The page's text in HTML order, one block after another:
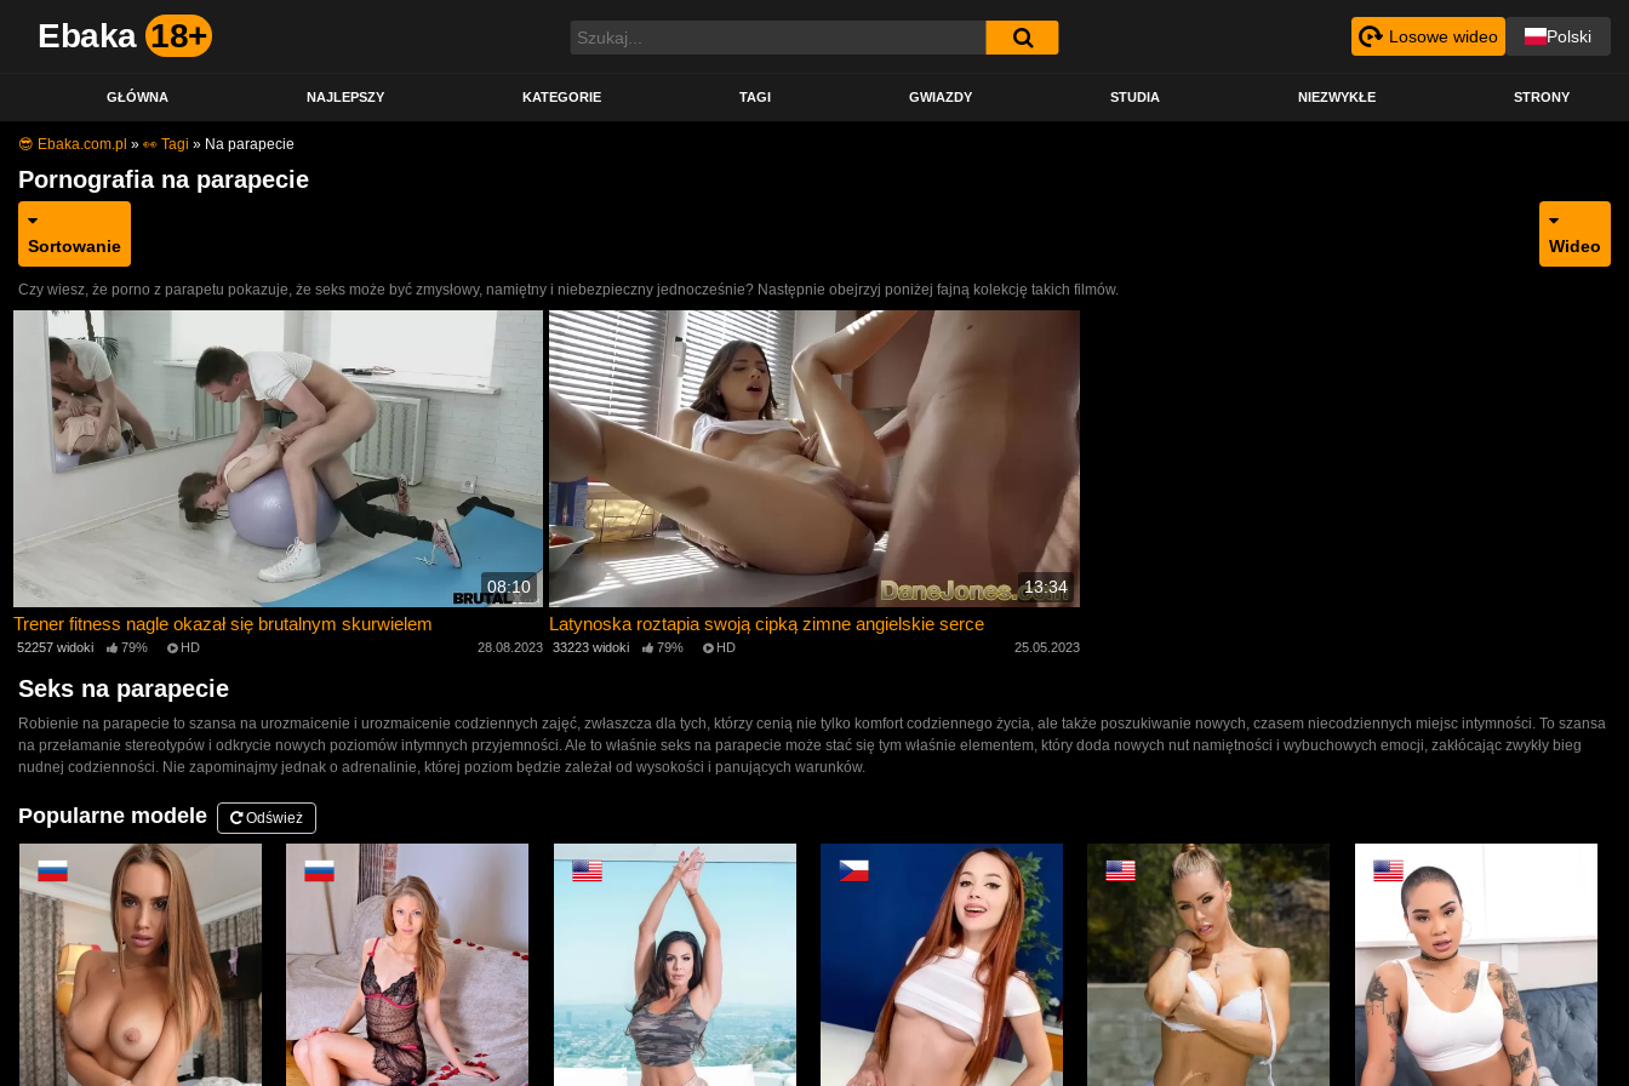
Ebaka 18+ Losowe wideo Polski
GŁÓWNA NAJLEPSZY KATEGORIE TAGI GWIAZDY STUDIA NIEZWYKŁE STRONY
😎 Ebaka.com.pl » 👀 Tagi » Na parapecie
Pornografia na parapecie
Sortowanie Wideo
Czy wiesz, że porno z parapetu pokazuje, że seks może być zmysłowy, namiętny i niebezpieczny jednocześnie? Następnie obejrzyj poniżej fajną kolekcję takich filmów.
08:10
Trener fitness nagle okazał się brutalnym skurwielem
52257 widoki 79% HD 28.08.2023
13:34
Latynoska roztapia swoją cipką zimne angielskie serce
33223 widoki 79% HD 25.05.2023
Seks na parapecie
Robienie na parapecie to szansa na urozmaicenie i urozmaicenie codziennych zajęć, zwłaszcza dla tych, którzy cenią nie tylko komfort codziennego życia, ale także poszukiwanie nowych, czasem niecodziennych miejsc intymności. To szansa
na przełamanie stereotypów i odkrycie nowych poziomów intymnych przyjemności. Ale to właśnie seks na parapecie może stać się tym właśnie elementem, który doda nowych nut namiętności i wybuchowych emocji, zakłócając zwykły bieg
nudnej codzienności. Nie zapominajmy jednak o adrenalinie, której poziom będzie zależał od wysokości i panujących warunków.
Popularne modele Odśwież